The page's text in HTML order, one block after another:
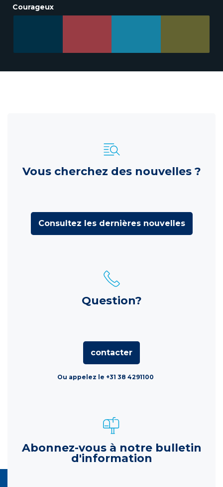
Courageux
Vous cherchez des nouvelles ?
Consultez les dernières nouvelles
Question?
contacter
Ou appelez le +31 38 4291100
Abonnez-vous à notre bulletin
d'information